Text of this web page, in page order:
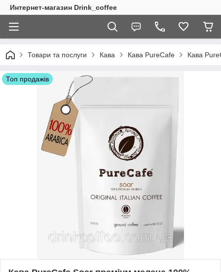
Интернет-магазин Drink_coffee
Товари та послуги Кава Кава PureCafe Кава
Топ продажів